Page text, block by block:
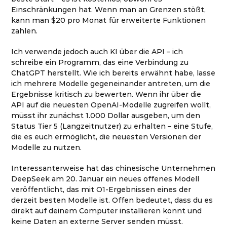
Einschränkungen hat. Wenn man an Grenzen stößt,
kann man $20 pro Monat für erweiterte Funktionen
zahlen.
Ich verwende jedoch auch KI über die API – ich
schreibe ein Programm, das eine Verbindung zu
ChatGPT herstellt. Wie ich bereits erwähnt habe, lasse
ich mehrere Modelle gegeneinander antreten, um die
Ergebnisse kritisch zu bewerten. Wenn ihr über die
API auf die neuesten OpenAI-Modelle zugreifen wollt,
müsst ihr zunächst 1.000 Dollar ausgeben, um den
Status Tier 5 (Langzeitnutzer) zu erhalten – eine Stufe,
die es euch ermöglicht, die neuesten Versionen der
Modelle zu nutzen.
Interessanterweise hat das chinesische Unternehmen
DeepSeek am 20. Januar ein neues offenes Modell
veröffentlicht, das mit O1-Ergebnissen eines der
derzeit besten Modelle ist. Offen bedeutet, dass du es
direkt auf deinem Computer installieren könnt und
keine Daten an externe Server senden müsst.